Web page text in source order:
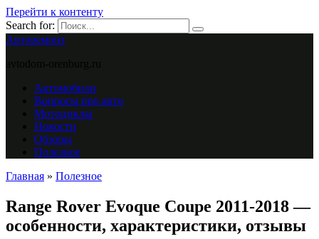
Перейти к контенту
Search for:
Авторемонт
Автомобили
Вопросы про авто
Мотоциклы
Новости
Обзоры
Полезное
Главная » Полезное
Range Rover Evoque Coupe 2011-2018 —
особенности, характеристики, отзывы